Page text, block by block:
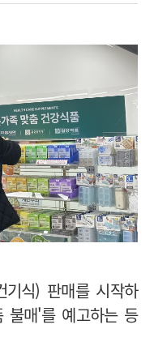
기식) 판매를 시작하
불매'를 예고하는 등